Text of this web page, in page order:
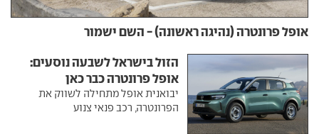
אופל פרונטרה (נהיגה ראשונה) - השם ישמור
הזול בישראל לשבעה נוסעים:
אופל פרונטרה כבר כאן
יבואנית אופל מתחילה לשווק את
הפרונטרה, רכב פנאי צנוע